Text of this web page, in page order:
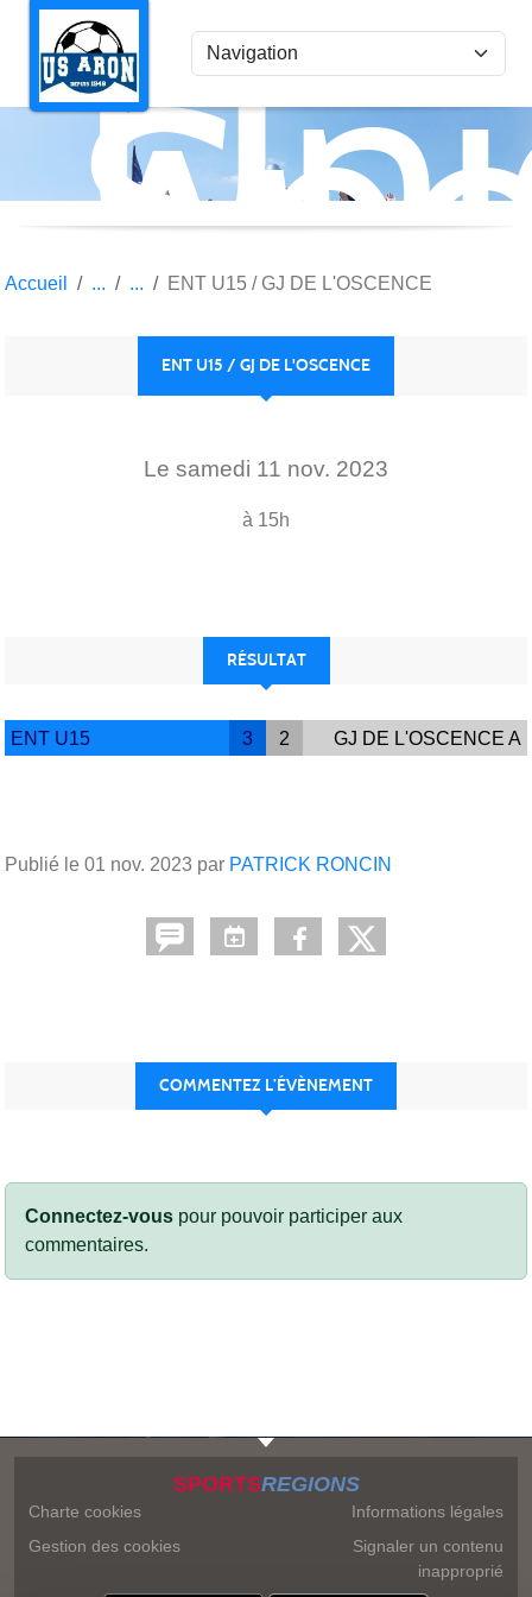
Accueil ENT U15 / GJ DE L'OSCENCE
ENT U15 / GJ DE L'OSCENCE
Le samedi 11 nov. 2023
à 15h
RÉSULTAT
ENT U15 3 2 GJ DE L'OSCENCE A
Publié le 01 nov. 2023 par PATRICK RONCIN
COMMENTEZ L’ÉVÈNEMENT
Connectez-vous pour pouvoir participer aux
commentaires.
SPORTSREGIONS
Charte cookies
Gestion des cookies
Informations légales
Signaler un contenu
inapproprié
Panneau de gestion des cookies